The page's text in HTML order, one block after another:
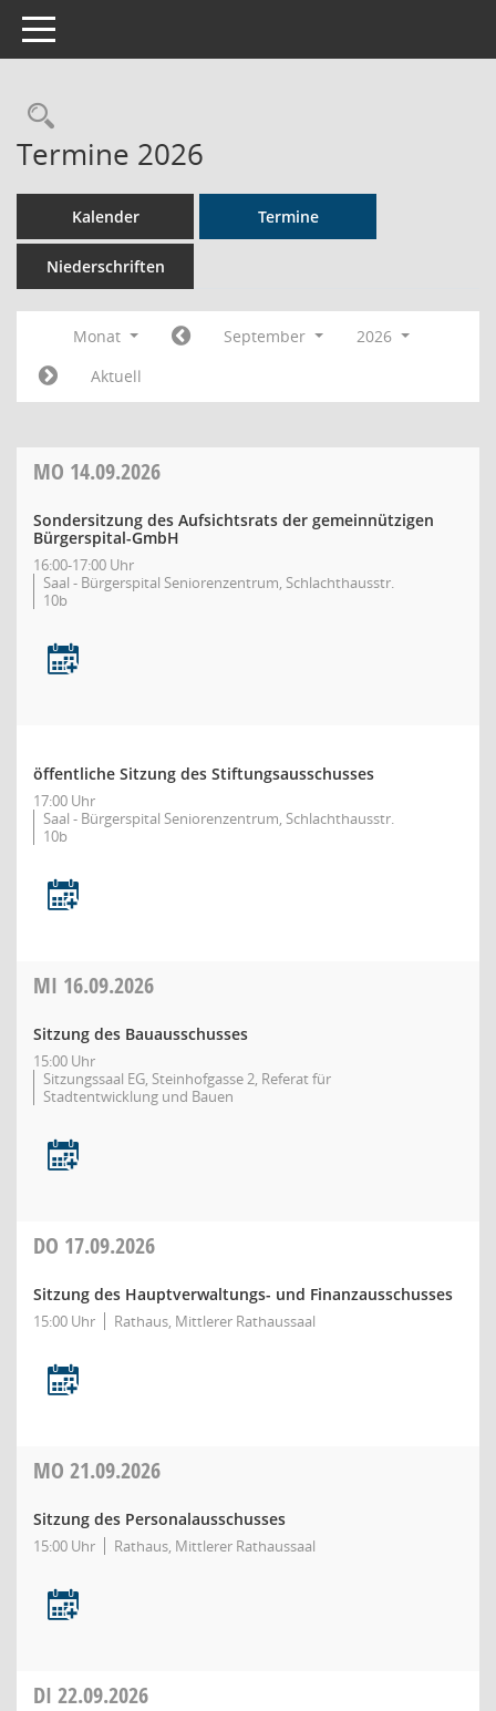
Toggle navigation
Rechercheauswahl
Termine 2026
Kalender Termine
Niederschriften
Monat September
2026
Aktuell
MO 14.09.2026
Sondersitzung des Aufsichtsrats der gemeinnützigen
Bürgerspital-GmbH
16:00-17:00 Uhr
Saal - Bürgerspital Seniorenzentrum, Schlachthausstr.
10b
öffentliche Sitzung des Stiftungsausschusses
17:00 Uhr
Saal - Bürgerspital Seniorenzentrum, Schlachthausstr.
10b
MI 16.09.2026
Sitzung des Bauausschusses
15:00 Uhr
Sitzungssaal EG, Steinhofgasse 2, Referat für
Stadtentwicklung und Bauen
DO 17.09.2026
Sitzung des Hauptverwaltungs- und Finanzausschusses
15:00 Uhr Rathaus, Mittlerer Rathaussaal
MO 21.09.2026
Sitzung des Personalausschusses
15:00 Uhr Rathaus, Mittlerer Rathaussaal
DI 22.09.2026